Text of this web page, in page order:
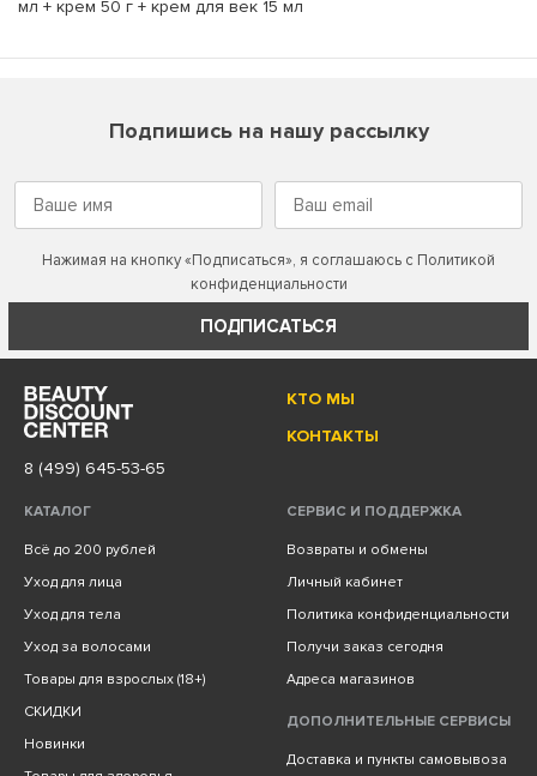
мл + крем 50 г + крем для век 15 мл
Подпишись на нашу рассылку
Нажимая на кнопку «Подписаться», я соглашаюсь с Политикой
конфиденциальности
ПОДПИСАТЬСЯ
КТО МЫ
КОНТАКТЫ
8 (499) 645-53-65
КАТАЛОГ
Всё до 200 рублей
Уход для лица
Уход для тела
Уход за волосами
Товары для взрослых (18+)
СКИДКИ
Новинки
СЕРВИС И ПОДДЕРЖКА
Возвраты и обмены
Личный кабинет
Политика конфиденциальности
Получи заказ сегодня
Адреса магазинов
ДОПОЛНИТЕЛЬНЫЕ СЕРВИСЫ
Доставка и пункты самовывоза